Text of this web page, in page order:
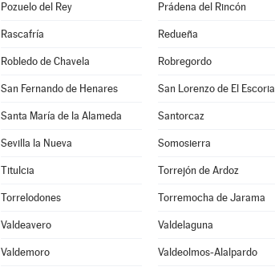
Pozuelo del Rey Prádena del Rincón
Rascafría Redueña
Robledo de Chavela Robregordo
San Fernando de Henares San Lorenzo de El Escorial
Santa María de la Alameda Santorcaz
Sevilla la Nueva Somosierra
Titulcia Torrejón de Ardoz
Torrelodones Torremocha de Jarama
Valdeavero Valdelaguna
Valdemoro Valdeolmos-Alalpardo